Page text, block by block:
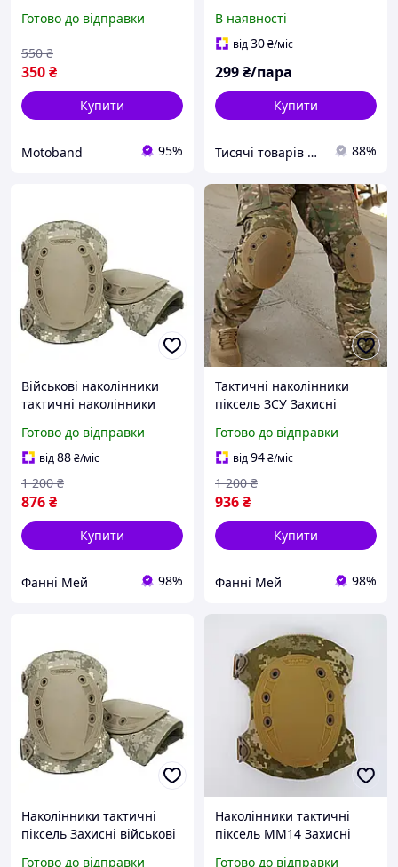
на коліна та лікті для
відпочинку
Готово до відправки
350₴
550 ₴
Купити
Motoband 95%
В наявності
від30₴/міс
299₴/пара
Купити
Тисячі товарів для всіх !!! 88%
Військові наколінники
тактичні наколінники
наколінники піксель
Готово до відправки
від88₴/міс
876₴
1 200 ₴
Купити
Фанні Мей 98%
Тактичні наколінники
піксель ЗСУ Захисні
військових
Готово до відправки
від94₴/міс
936₴
1 200 ₴
Купити
Фанні Мей 98%
Наколінники тактичні
піксель Захисні військові
Готово до відправки
Наколінники тактичні
піксель ММ14 Захисні
Готово до відправки